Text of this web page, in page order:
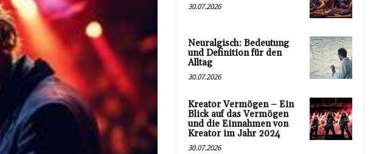
30.07.2026
Neuralgisch: Bedeutung
und Definition für den
Alltag
30.07.2026
Kreator Vermögen – Ein
Blick auf das Vermögen
und die Einnahmen von
Kreator im Jahr 2024
30.07.2026